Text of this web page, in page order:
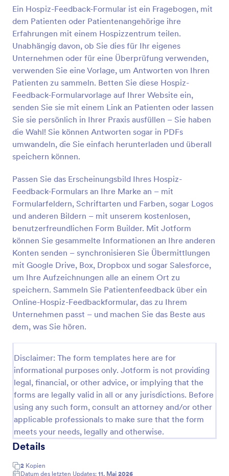
Ein Hospiz-Feedback-Formular ist ein Fragebogen, mit
dem Patienten oder Patientenangehörige ihre
Erfahrungen mit einem Hospizzentrum teilen.
Unabhängig davon, ob Sie dies für Ihr eigenes
Unternehmen oder für eine Überprüfung verwenden,
verwenden Sie eine Vorlage, um Antworten von Ihren
Patienten zu sammeln. Betten Sie diese Hospiz-
Feedback-Formularvorlage auf Ihrer Website ein,
senden Sie sie mit einem Link an Patienten oder lassen
Sie sie persönlich in Ihrer Praxis ausfüllen – Sie haben
die Wahl! Sie können Antworten sogar in PDFs
umwandeln, die Sie einfach herunterladen und überall
speichern können.
Passen Sie das Erscheinungsbild Ihres Hospiz-
Feedback-Formulars an Ihre Marke an – mit
Formularfeldern, Schriftarten und Farben, sogar Logos
und anderen Bildern – mit unserem kostenlosen,
benutzerfreundlichen Form Builder. Mit Jotform
können Sie gesammelte Informationen an Ihre anderen
Konten senden – synchronisieren Sie Übermittlungen
mit Google Drive, Box, Dropbox und sogar Salesforce,
um Ihre Aufzeichnungen alle an einem Ort zu
speichern. Sammeln Sie Patientenfeedback über ein
Online-Hospiz-Feedbackformular, das zu Ihrem
Unternehmen passt – und machen Sie das Beste aus
dem, was Sie hören.
Disclaimer: The form templates here are for
informational purposes only. Jotform is not providing
legal, financial, or other advice, or implying that the
forms are legally valid in all or any jurisdictions. Before
using any such form, consult an attorney and/or other
applicable professionals to make sure that the form
meets your needs, legally and otherwise.
Details
2 Kopien
Datum des letzten Updates: 11. Mai 2026
Vorschau
Umfrage Zur Patientenzufriedenheit Im Hospiz
Bei Umfragen zur Zufriedenheit von
Hospizpatienten handelt es sich um Umfragen, mit
denen medizinische Anbieter Patienten um
Feedback zu ihrer Hospizversorgung bitten.
Go to Category:
Hospizformulare
Vorschau